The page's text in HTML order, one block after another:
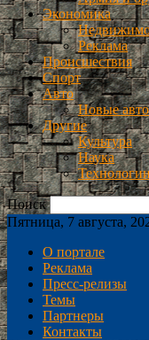
Экономика
Реклама
Происшествия
Спорт
Авто
Новые
Другие
Культура
Наука
Поиск
Пятница, 7 августа,
О портале
Реклама
Пресс-релизы
Темы
Партнеры
Контакты